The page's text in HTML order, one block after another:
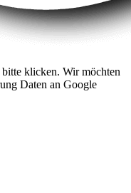
klicken. Wir möchten
Daten an Google